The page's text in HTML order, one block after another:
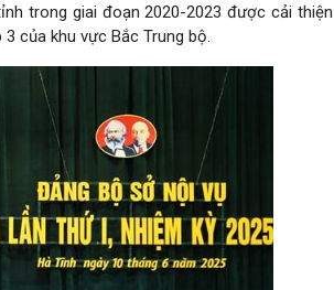
trong giai đoạn 2020-2023 được cải thiện
của khu vực Bắc Trung bộ.